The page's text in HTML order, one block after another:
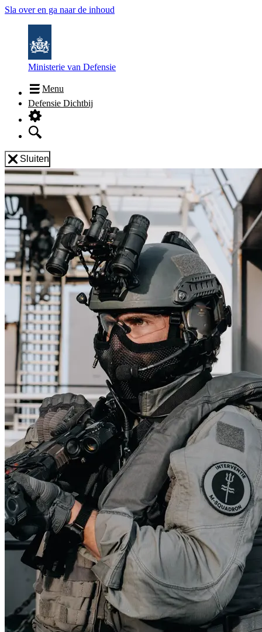
Sla over en ga naar de inhoud
Ministerie van Defensie
Menu
Defensie Dichtbij
Sluiten